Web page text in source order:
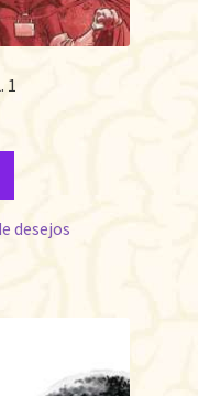
1
desejos